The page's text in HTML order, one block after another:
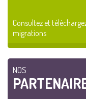
Consultez et
migrations
NOS